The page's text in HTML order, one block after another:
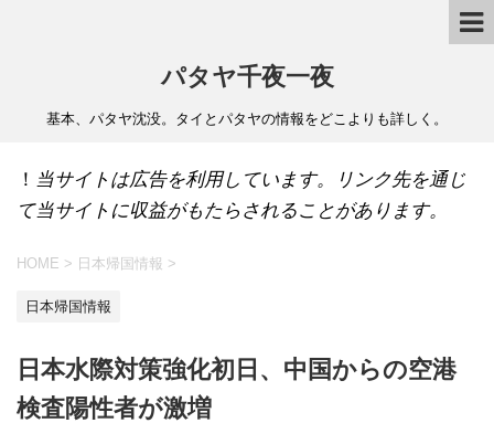
パタヤ千夜一夜
基本、パタヤ沈没。タイとパタヤの情報をどこよりも詳しく。
！ 当サイトは広告を利用しています。リンク先を通じ
て当サイトに収益がもたらされることがあります。
HOME > 日本帰国情報 >
日本帰国情報
日本水際対策強化初日、中国からの空港
検査陽性者が激増